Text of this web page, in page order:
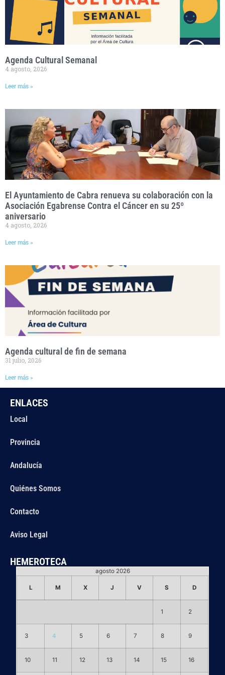
Agenda Cultural Semanal
4 agosto, 2026
Leer más »
El Ayuntamiento de Cabra renueva su colaboración con la
Asociación Egabrense Contra el Cáncer en su 25º
aniversario
4 agosto, 2026
Leer más »
Agenda cultural de fin de semana
31 julio, 2026
Leer más »
ENLACES
Local
Provincia
Andalucía
Quiénes Somos
Contacto
Aviso Legal
HEMEROTECA
agosto 2026
L M X J V S D
1 2
3 4 5 6 7 8 9
10 11 12 13 14 15 16